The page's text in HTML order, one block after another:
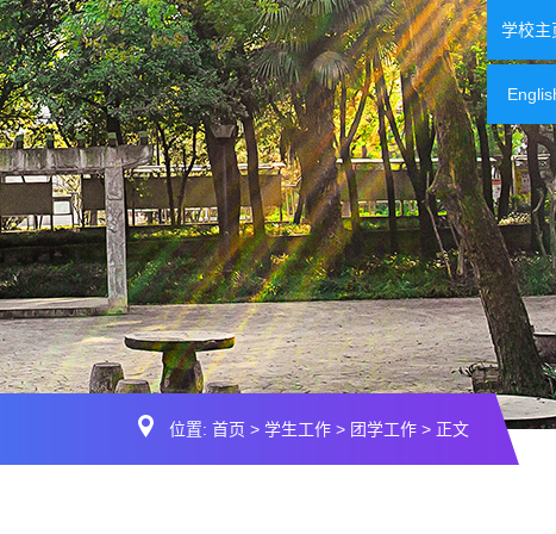
学校主
位置: 首页 > 学生工作 > 团学工作 > 正文